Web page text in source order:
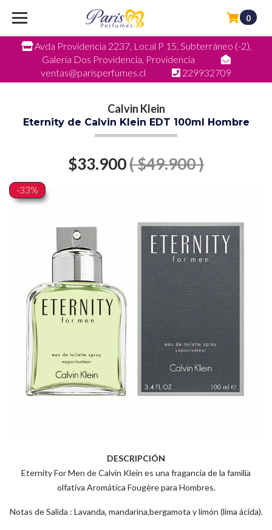
Avda Providencia 2237, Local P 15, Subterráneo (-2),
Galeria Dos Providencia, Providencia
ventas@parisperfumes.cl
229932709
0
Calvin Klein
Eternity de Calvin Klein EDT 100ml Hombre
$33.900( $49.900 )
-33%
DESCRIPCIÓN
Eternity For Men de Calvin Klein es una fragancia de la familia
olfativa Aromática Fougère para Hombres.
Notas de Salida : Lavanda, mandarina,bergamota y limón (lima ácida).